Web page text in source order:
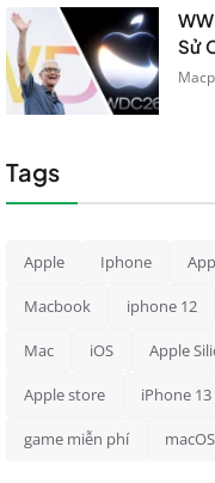
Sử
Tags
Apple Iphone
Macbook iphone 12
Mac iOS Apple
Apple store iPhone 13
game miễn phí